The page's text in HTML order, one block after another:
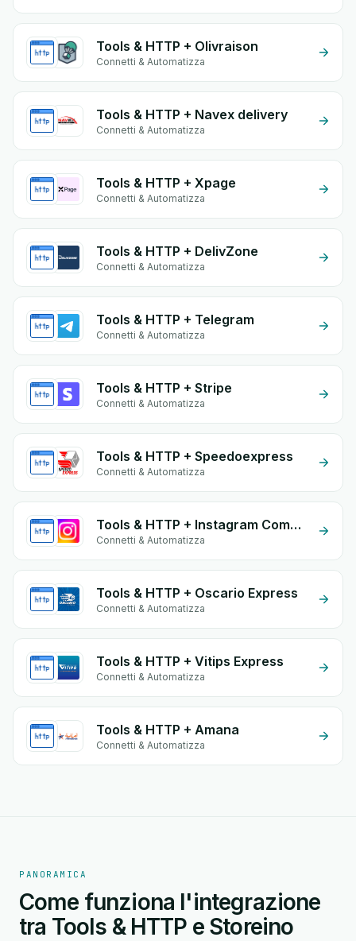
Tools & HTTP + Olivraison
Connetti & Automatizza
Tools & HTTP + Navex delivery
Connetti & Automatizza
Tools & HTTP + Xpage
Connetti & Automatizza
Tools & HTTP + DelivZone
Connetti & Automatizza
Tools & HTTP + Telegram
Connetti & Automatizza
Tools & HTTP + Stripe
Connetti & Automatizza
Tools & HTTP + Speedoexpress
Connetti & Automatizza
Tools & HTTP + Instagram Comment
Connetti & Automatizza
Tools & HTTP + Oscario Express
Connetti & Automatizza
Tools & HTTP + Vitips Express
Connetti & Automatizza
Tools & HTTP + Amana
Connetti & Automatizza
PANORAMICA
Come funziona l'integrazione
tra Tools & HTTP e Storeino